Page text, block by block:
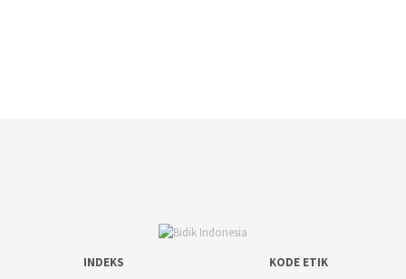
INDEKS
KODE ETIK